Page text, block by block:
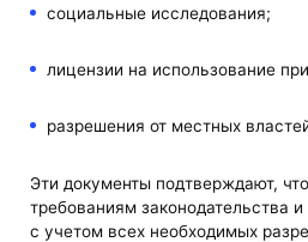
социальные исследования;
лицензии на использование
разрешения от местных
Эти документы подтверждают,
требованиям законодательства
с учетом всех необходимых